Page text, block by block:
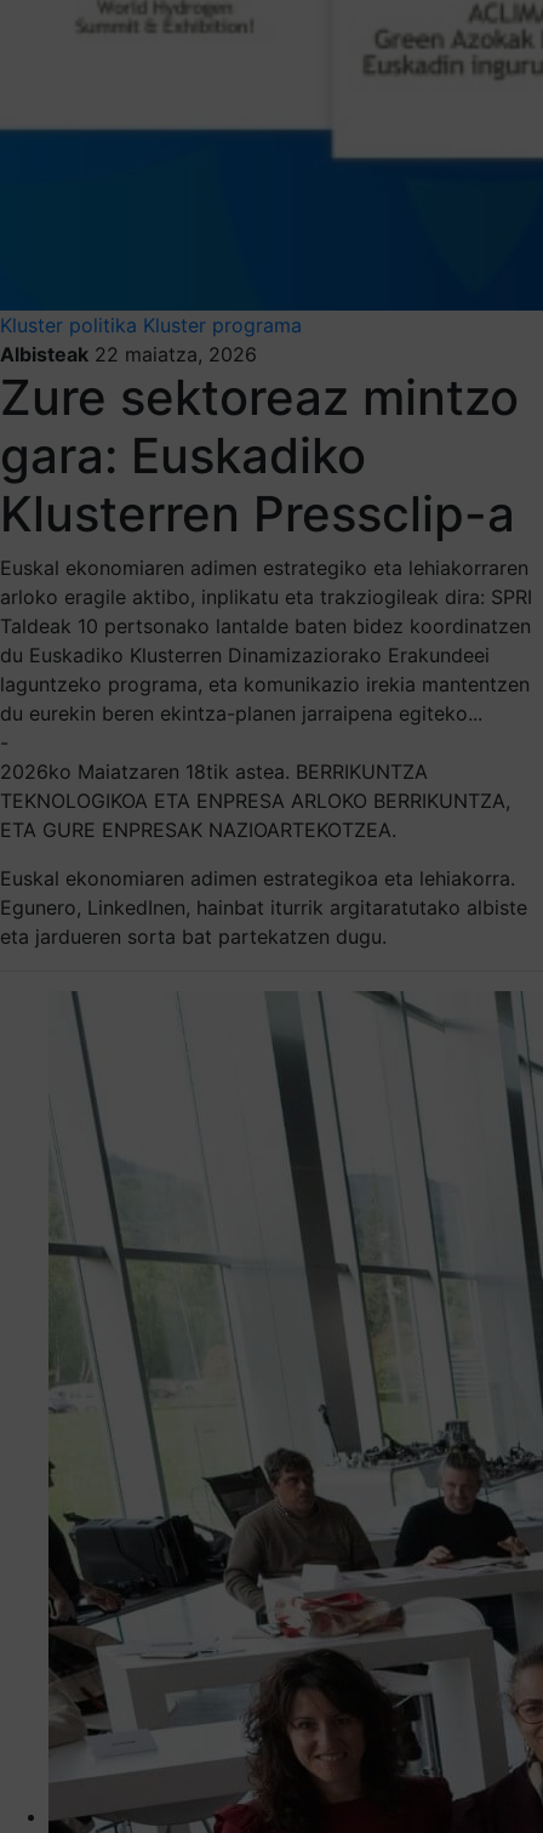
Kluster politika Kluster programa
Albisteak 22 maiatza, 2026
Zure sektoreaz mintzo
gara: Euskadiko
Klusterren Pressclip-a
Euskal ekonomiaren adimen estrategiko eta lehiakorraren
arloko eragile aktibo, inplikatu eta trakziogileak dira: SPRI
Taldeak 10 pertsonako lantalde baten bidez koordinatzen
du Euskadiko Klusterren Dinamizaziorako Erakundeei
laguntzeko programa, eta komunikazio irekia mantentzen
du eurekin beren ekintza-planen jarraipena egiteko...
-
2026ko Maiatzaren 18tik astea. BERRIKUNTZA
TEKNOLOGIKOA ETA ENPRESA ARLOKO BERRIKUNTZA,
ETA GURE ENPRESAK NAZIOARTEKOTZEA.
Euskal ekonomiaren adimen estrategikoa eta lehiakorra.
Egunero, LinkedInen, hainbat iturrik argitaratutako albiste
eta jardueren sorta bat partekatzen dugu.